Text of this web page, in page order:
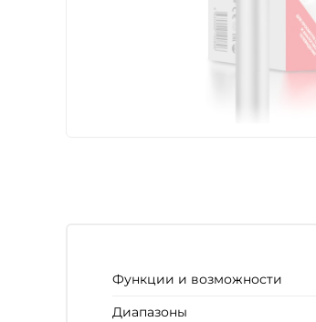
Функции и возможности
Диапазоны